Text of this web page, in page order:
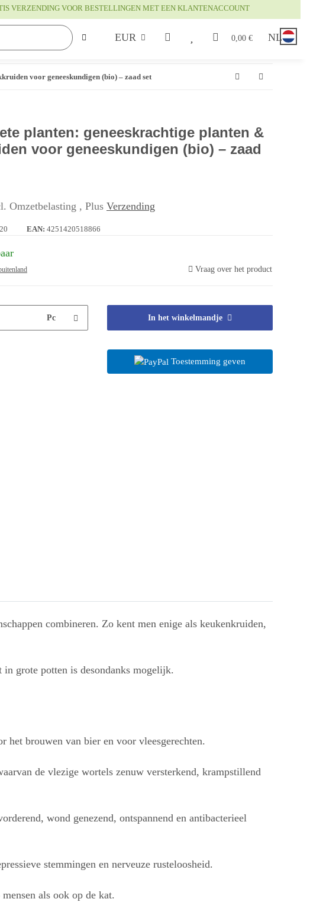
VERZENDING VOOR BESTELLINGEN MET EEN KLANTENACCOUNT
EUR 0,00 € NL
voor geneeskundigen (bio) – zaad set
planten: geneeskrachtige planten &
voor geneeskundigen (bio) – zaad
Omzetbelasting , Plus Verzending
EAN: 4251420518866
Vraag over het product
Pc In het winkelmandje
Toestemming geven
combineren. Zo kent men enige als keukenkruiden,
grote potten is desondanks mogelijk.
het brouwen van bier en voor vleesgerechten.
de vlezige wortels zenuw versterkend, krampstillend
wond genezend, ontspannend en antibacterieel
stemmingen en nerveuze rusteloosheid.
als ook op de kat.